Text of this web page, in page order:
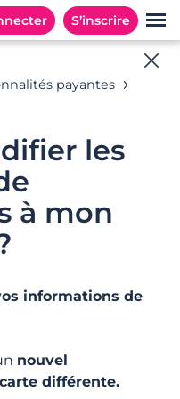
S’inscrire
ligne
Abonnement », «
», …
POPULAIRES
payantes
les
à mon
informations de
nouvel
différente.